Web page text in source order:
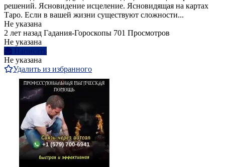
решений. Ясновидение исцеление. Ясновидящая на картах
Таро. Если в вашей жизни существуют сложности...
Не указана
2 лет назад Гадания-Гороскопы 701 Просмотров
Не указана
Написать
Не указана
Удалить из избранного